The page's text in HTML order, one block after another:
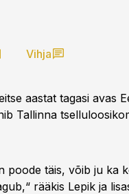
Vihja
aastat tagasi avas
Tallinna
poode täis, võib ju ka
rääkis Lepik ja